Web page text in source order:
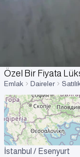
Özel Bir Fiyata
Emlak Daireler Satılık
İstanbul / Esenyurt